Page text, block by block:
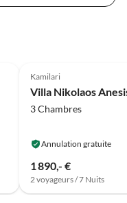
Kamilari
Villa Nikolaos
3 Chambres
Annulation gratuite
1 890,- €
2 voyageurs / 7 Nuits